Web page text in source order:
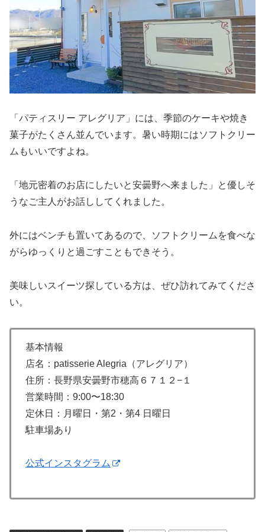
「パティスリー アレグリア」には、季節のケーキや焼き
菓子がたくさん並んでいます。暑い時期にはソフトクリー
ムもいいですよね。
「地元密着のお店にしたいと安曇野へ来ました」と優しそ
うなご主人がお話ししてくれました。
外にはベンチも置いてあるので、ソフトクリームを食べな
がらゆっくりと過ごすこともできそう。
美味しいスイーツ探している方は、ぜひ訪れてみてくださ
い。
基本情報
店名：patisserie Alegria（アレグリア）
住所：長野県安曇野市穂高６７１２−１
営業時間：9:00〜18:30
定休日：月曜日・第2・第4 日曜日
駐車場あり
公式インスタグラム